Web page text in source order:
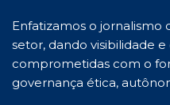
Enfatizamos o jornalismo
setor, dando visibilidade
comprometidas com o
governança ética,